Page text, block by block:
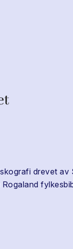
drevet